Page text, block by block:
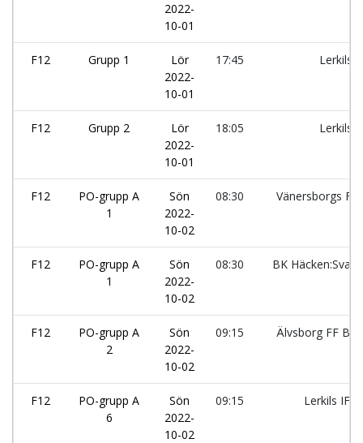
2022-
10-01
F12 Grupp 1
Lör
2022-
10-01
17:45 Lerkils
F12 Grupp 2
Lör
2022-
10-01
18:05 Lerkils
F12
PO-grupp A
1
Sön
2022-
10-02
08:30 Vänersborgs FK
F12
PO-grupp A
1
Sön
2022-
10-02
08:30 BK Häcken:Svart
F12
PO-grupp A
2
Sön
2022-
10-02
09:15 Älvsborg FF Blå
F12
PO-grupp A
6
Sön
2022-
10-02
09:15 Lerkils IF:1